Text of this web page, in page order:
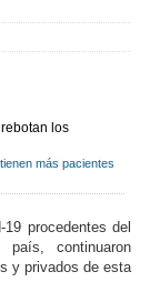
más pacientes
procedentes del
continuaron
y privados de esta